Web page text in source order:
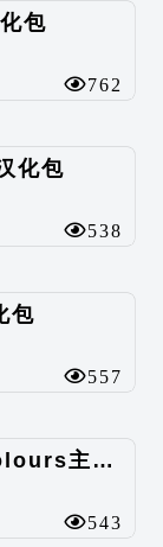
包
762
化包
538
包
557
BuddyPress Colours主题汉化包
543